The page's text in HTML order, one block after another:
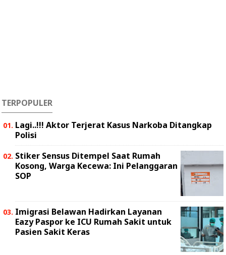
TERPOPULER
Lagi..!!! Aktor Terjerat Kasus Narkoba Ditangkap
Polisi
Stiker Sensus Ditempel Saat Rumah
Kosong, Warga Kecewa: Ini Pelanggaran
SOP
Imigrasi Belawan Hadirkan Layanan
Eazy Paspor ke ICU Rumah Sakit untuk
Pasien Sakit Keras